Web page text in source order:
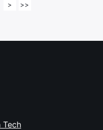
> >>
Tech